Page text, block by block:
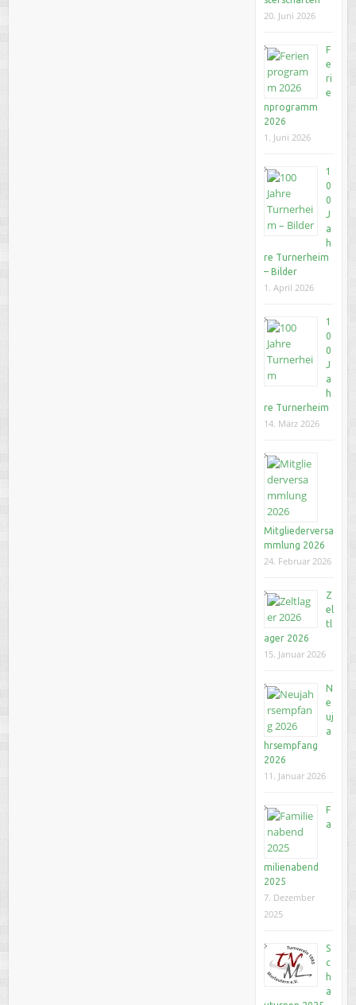
20. Juni 2026
F
e
ri
e
nprogramm
2026
1. Juni 2026
1
0
0
J
a
h
re Turnerheim
– Bilder
1. April 2026
1
0
0
J
a
h
re Turnerheim
14. März 2026
Mitgliederversa
mmlung 2026
24. Februar 2026
Z
el
tl
ager 2026
15. Januar 2026
N
e
uj
a
hrsempfang
2026
11. Januar 2026
F
a
milienabend
2025
7. Dezember
2025
S
c
h
a